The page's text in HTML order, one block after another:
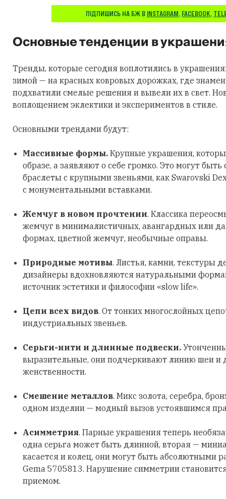
ПІДПИШИСЬ НА БЖ В INSTAGRAM, FACEBOOK,
Основные тенденции в
Тренды, которые сегодня воплотились в
зимой — на красных ковровых дорожках, где
подхватили смелые решения и вывели их в свет.
воплощением эклектики и экспериментов в стиле.
Основными трендами будут:
Массивные формы. Крупные украшения,
образе, а заявляют о себе громко. Это могут быть
браслеты с крупными звеньями, как Swarovski
с монументальными вставками.
Жемчуг в новом прочтении. Классика
жемчуг в минималистичных, авангардных или
формах, цветной жемчуг, необычные оправы.
Природные мотивы. Листья, камни, текстуры
дизайнеры вдохновляются натуральными
источник эстетики и философии «slow life».
Цепи всех видов. От тонких многослойных
индустриальных звеньев.
Серьги-нити и длинные подвески.
выразительные, они подчеркивают линию шеи и
женственности.
Смешение металлов. Микс золота, серебра,
одном изделии — модный вызов устоявшимся
Асимметрия. Парные украшения теперь
одна серьга может быть длинной, вторая —
касается и колец, они могут быть абсолютными
Gema 5705813. Нарушение симметрии
приемом.